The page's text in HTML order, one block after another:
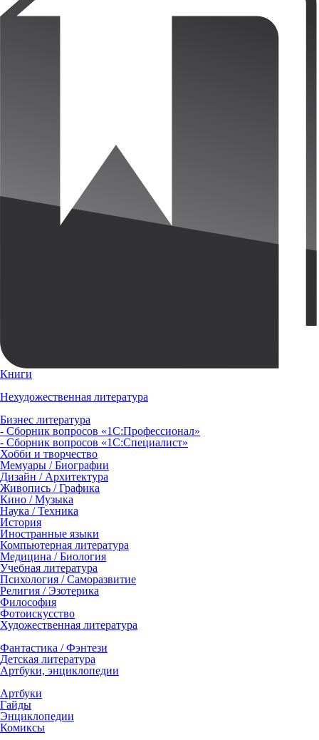
Книги
Нехудожественная литература
Бизнес литература
- Сборник вопросов «1С:Профессионал»
- Сборник вопросов «1С:Специалист»
Хобби и творчество
Мемуары / Биографии
Дизайн / Архитектура
Живопись / Графика
Кино / Музыка
Наука / Техника
История
Иностранные языки
Компьютерная литература
Медицина / Биология
Учебная литература
Психология / Саморазвитие
Религия / Эзотерика
Философия
Фотоискусство
Художественная литература
Фантастика / Фэнтези
Детская литература
Артбуки, энциклопедии
Артбуки
Гайды
Энциклопедии
Комиксы